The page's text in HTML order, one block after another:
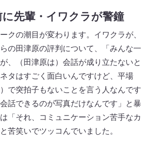
先輩・イワクラが警鐘
クの潮目が変わります。イワクラが、
の田津原の評判について、「みんな一
、（田津原は）会話が成り立たないと
タはすごく面白いんですけど、平場
）で突拍子もないことを言う人なんです
話できるのが写真だけなんです」と暴
「それ、コミュニケーション苦手なカ
苦笑いでツッコんでいました。